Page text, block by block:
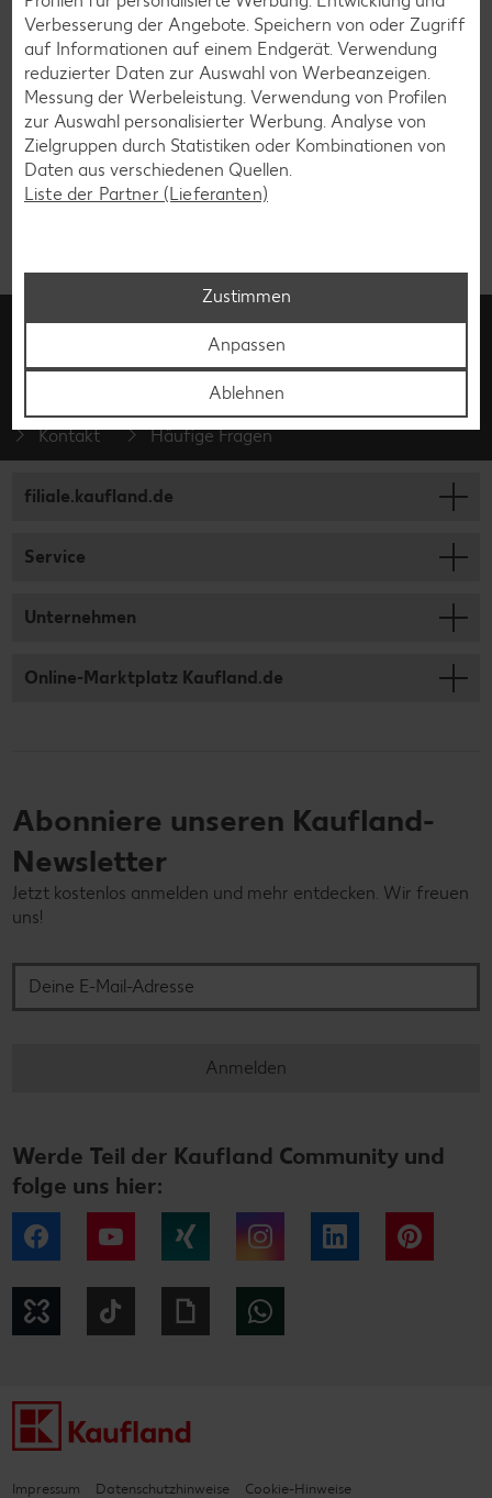
Gewinnspiel zum Messenger-Service RCS
Kaufland Card XTRA: Gewinnspiel im Juni
Gewinnspiel mit PARKSIDE®, SILVERCREST®,
CRIVIT, LIVARNO, ESMARA, LUPILU®
Verlosung von Koffern für Kinder
Kundenmanagement
Montag bis Samstag zwischen 8:00 und 19:00 Uhr zur Verfügung.
Kontakt Häufige Fragen
filiale.kaufland.de
Service
Unternehmen
Online-Marktplatz Kaufland.de
Abonniere unseren Kaufland-
Newsletter
Jetzt kostenlos anmelden und mehr entdecken. Wir freuen
uns!
Anmelden
Werde Teil der Kaufland Community und
folge uns hier:
Facebook YouTube Xing Instagram LinkedIn
Kununu Giphy
Impressum Datenschutzhinweise Cookie-Hinweise
Verbesserung der Angebote. Speichern von oder Zugriff
auf Informationen auf einem Endgerät. Verwendung
reduzierter Daten zur Auswahl von Werbeanzeigen.
Messung der Werbeleistung. Verwendung von Profilen
zur Auswahl personalisierter Werbung. Analyse von
Zielgruppen durch Statistiken oder Kombinationen von
Daten aus verschiedenen Quellen.
Liste der Partner (Lieferanten)
Zustimmen
Anpassen
Ablehnen